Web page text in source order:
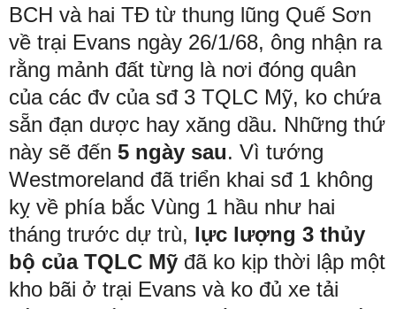
BCH và hai TĐ từ thung lũng Quế Sơn
về trại Evans ngày 26/1/68, ông nhận ra
rằng mảnh đất từng là nơi đóng quân
của các đv của sđ 3 TQLC Mỹ, ko chứa
sẵn đạn dược hay xăng dầu. Những thứ
này sẽ đến 5 ngày sau. Vì tướng
Westmoreland đã triển khai sđ 1 không
kỵ về phía bắc Vùng 1 hầu như hai
tháng trước dự trù, lực lượng 3 thủy
bộ của TQLC Mỹ đã ko kịp thời lập một
kho bãi ở trại Evans và ko đủ xe tải